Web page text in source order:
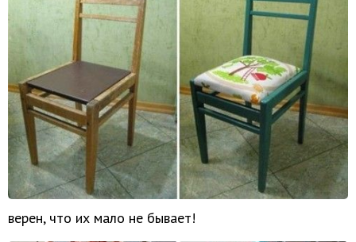
верен, что их мало не бывает!